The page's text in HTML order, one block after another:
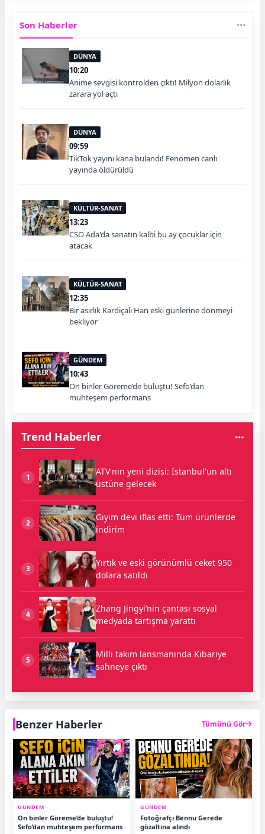
Son Haberler
DÜNYA
10:20
Anime sevgisi kontrolden çıktı! Milyon dolarlık
zarara yol açtı
DÜNYA
09:59
TikTok yayını kana bulandı! Fenomen canlı
yayında öldürüldü
KÜLTÜR-SANAT
13:23
CSO Ada'da sanatın kalbi bu ay çocuklar için
atacak
KÜLTÜR-SANAT
12:35
Bir asırlık Kardiçalı Han eski günlerine dönmeyi
bekliyor
GÜNDEM
10:43
On binler Göreme’de buluştu! Sefo’dan
muhteşem performans
Trend Haberler
1
ATV'nin yeni dizisi: İstanbul'un altı
üstüne gelecek
2
Giyim devi iflas etti: Tüm ürünlerde
indirim
3
Yırtık ve eski görünümlü ceket 950
dolara satıldı
4
Zhang Jingyi’nin çantası sosyal
medyada tartışma yarattı
5
Milli takım lansmanında Kibariye
sahneye çıktı
Benzer Haberler Tümünü Gör
GÜNDEM
On binler Göreme’de buluştu!
Sefo’dan muhteşem performans
GÜNDEM
Fotoğrafçı Bennu Gerede
gözaltına alındı